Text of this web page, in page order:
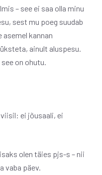
– see ei saa olla minu
sest mu poeg suudab
asemel kannan
ainult aluspesu.
on ohutu.
ei jõusaali, ei
olen täies pjs-s – nii
vaba päev.